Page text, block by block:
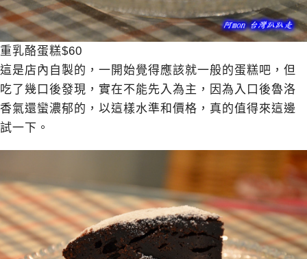
重乳酪蛋糕$60
這是店內自製的，一開始覺得應該就一般的蛋糕吧，但
吃了幾口後發現，實在不能先入為主，因為入口後魯洛
香氣還蠻濃郁的，以這樣水準和價格，真的值得來這邊
試一下。